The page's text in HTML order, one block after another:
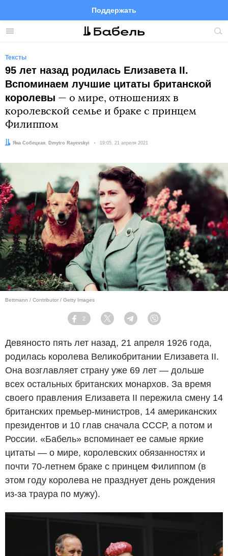
Меню
Поддержать
FacebookTelegramTwitter
Тексты
95 лет назад родилась Елизавета II.
Вспоминаем лучшие цитаты британской
королевы — о мире, отношениях в
королевской семье и браке с принцем
Филиппом
Автор:
Яна Собецкая
Редактор: Dmytro Rayevskyi Дата:
19:05, 21 апреля 2021
Bettmann / Contributor / Getty Images
Facebook
2
Twitter TelegramViber
Девяносто пять лет назад, 21 апреля 1926 года,
родилась королева Великобритании Елизавета II.
Она возглавляет страну уже 69 лет — дольше
всех остальных британских монархов. За время
своего правления Елизавета II пережила смену 14
британских премьер-министров, 14 американских
президентов и 10 глав сначала СССР, а потом и
России. «Бабель» вспоминает ее самые яркие
цитаты — о мире, королевских обязанностях и
почти 70-летнем браке с принцем Филиппом (в
этом году королева не празднует день рождения
из-за траура по мужу).